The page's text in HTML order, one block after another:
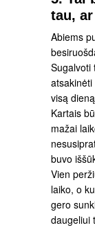
tau,
Abiems
Sugalvoti
visą
Kartais
mažai
buvo
Vien
laiko, o
gero
daugeliui